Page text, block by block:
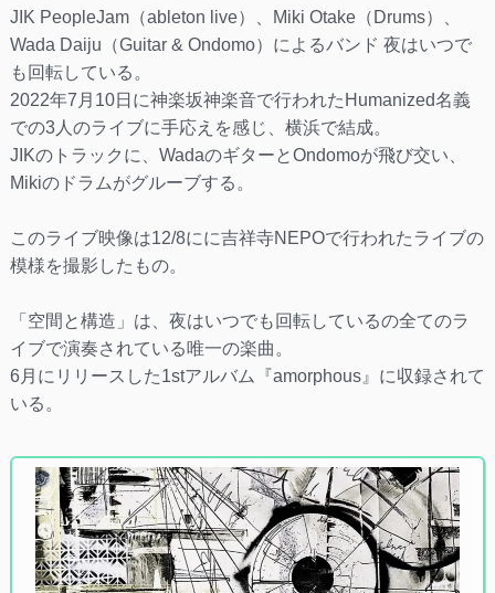
JIK PeopleJam（ableton live）、Miki Otake（Drums）、
Wada Daiju（Guitar & Ondomo）によるバンド 夜はいつで
も回転している。
2022年7月10日に神楽坂神楽音で行われたHumanized名義
での3人のライブに手応えを感じ、横浜で結成。
JIKのトラックに、WadaのギターとOndomoが飛び交い、
Mikiのドラムがグルーブする。
このライブ映像は12/8にに吉祥寺NEPOで行われたライブの
模様を撮影したもの。
「空間と構造」は、夜はいつでも回転しているの全てのラ
イブで演奏されている唯一の楽曲。
6月にリリースした1stアルバム『amorphous』に収録されて
いる。